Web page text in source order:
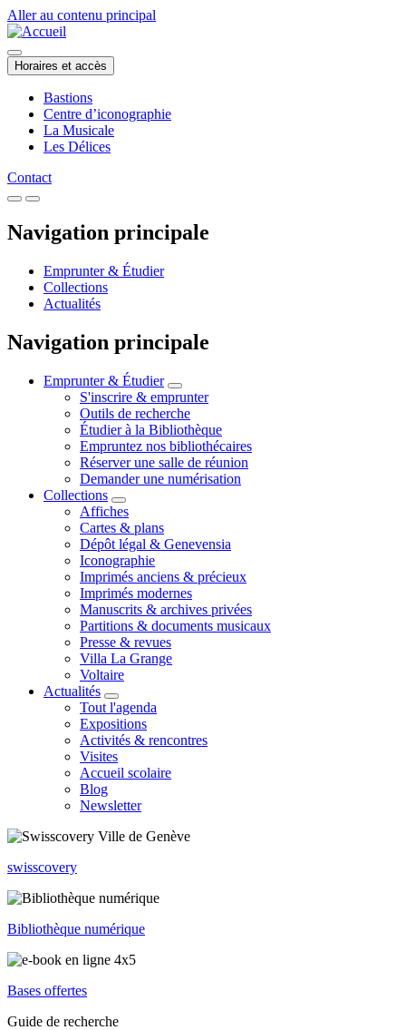
Aller au contenu principal
Horaires et accès
Bastions
Centre d’iconographie
La Musicale
Les Délices
Contact
Navigation principale
Emprunter & Étudier
Collections
Actualités
Navigation principale
Emprunter & Étudier
S'inscrire & emprunter
Outils de recherche
Étudier à la Bibliothèque
Empruntez nos bibliothécaires
Réserver une salle de réunion
Demander une numérisation
Collections
Affiches
Cartes & plans
Dépôt légal & Genevensia
Iconographie
Imprimés anciens & précieux
Imprimés modernes
Manuscrits & archives privées
Partitions & documents musicaux
Presse & revues
Villa La Grange
Voltaire
Actualités
Tout l'agenda
Expositions
Activités & rencontres
Visites
Accueil scolaire
Blog
Newsletter
swisscovery
Bibliothèque numérique
Bases offertes
Guide de recherche